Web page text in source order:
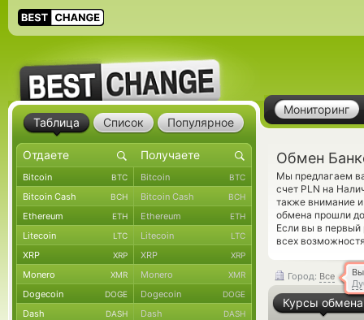
Мониторинг
Обмен
Мы предлагаем
счет PLN на
также внимание
обмена прошли
Если вы в первый
всех
Город: Все
Курсы обмена
Таблица Список Популярное
Bitcoin BTC Bitcoin BTC
Bitcoin Cash BCH Bitcoin Cash BCH
Ethereum ETH Ethereum ETH
Litecoin LTC Litecoin LTC
XRP XRP XRP XRP
Monero XMR Monero XMR
Dogecoin DOGE Dogecoin DOGE
Dash DASH Dash DASH